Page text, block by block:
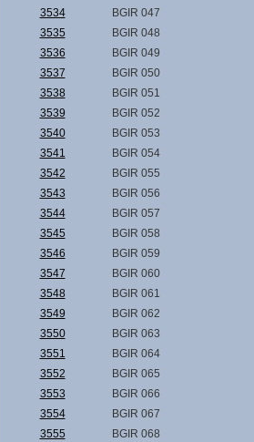
3534
BGIR 047
3535
BGIR 048
3536
BGIR 049
3537
BGIR 050
3538
BGIR 051
3539
BGIR 052
3540
BGIR 053
3541
BGIR 054
3542
BGIR 055
3543
BGIR 056
3544
BGIR 057
3545
BGIR 058
3546
BGIR 059
3547
BGIR 060
3548
BGIR 061
3549
BGIR 062
3550
BGIR 063
3551
BGIR 064
3552
BGIR 065
3553
BGIR 066
3554
BGIR 067
3555
BGIR 068